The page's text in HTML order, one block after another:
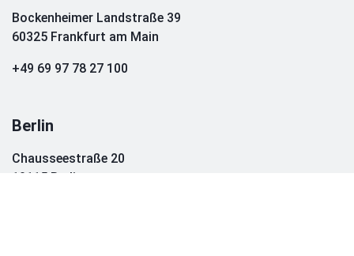
Bockenheimer Landstraße 39
60325 Frankfurt am Main
+49 69 97 78 27 100
Berlin
Chausseestraße 20
10115 Berlin